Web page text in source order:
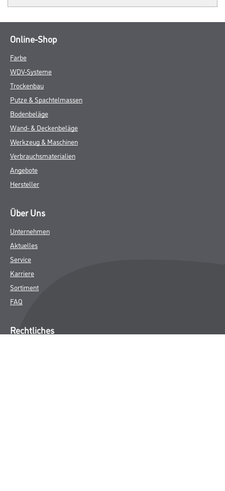
Online-Shop
Farbe
WDV-Systeme
Trockenbau
Putze & Spachtelmassen
Bodenbeläge
Wand- & Deckenbeläge
Werkzeug & Maschinen
Verbrauchsmaterialien
Angebote
Hersteller
Über Uns
Unternehmen
Aktuelles
Service
Karriere
Sortiment
FAQ
Rechtliches